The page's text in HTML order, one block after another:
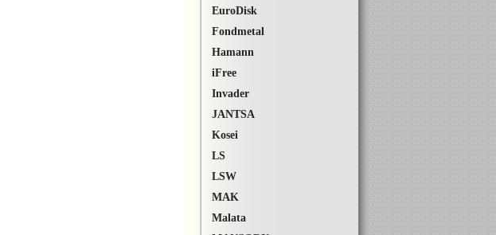
EuroDisk
Fondmetal
Hamann
iFree
Invader
JANTSA
Kosei
LS
LSW
MAK
Malata